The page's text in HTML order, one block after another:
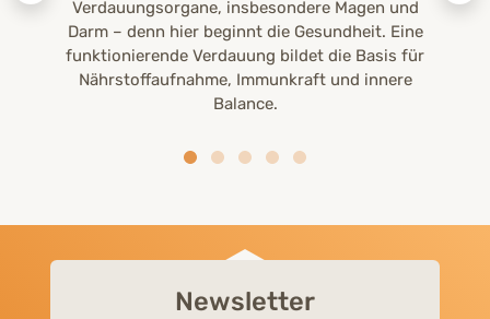
Verdauungsorgane, insbesondere Magen und
Darm – denn hier beginnt die Gesundheit. Eine
funktionierende Verdauung bildet die Basis für
Nährstoffaufnahme, Immunkraft und innere
Balance.
Newsletter